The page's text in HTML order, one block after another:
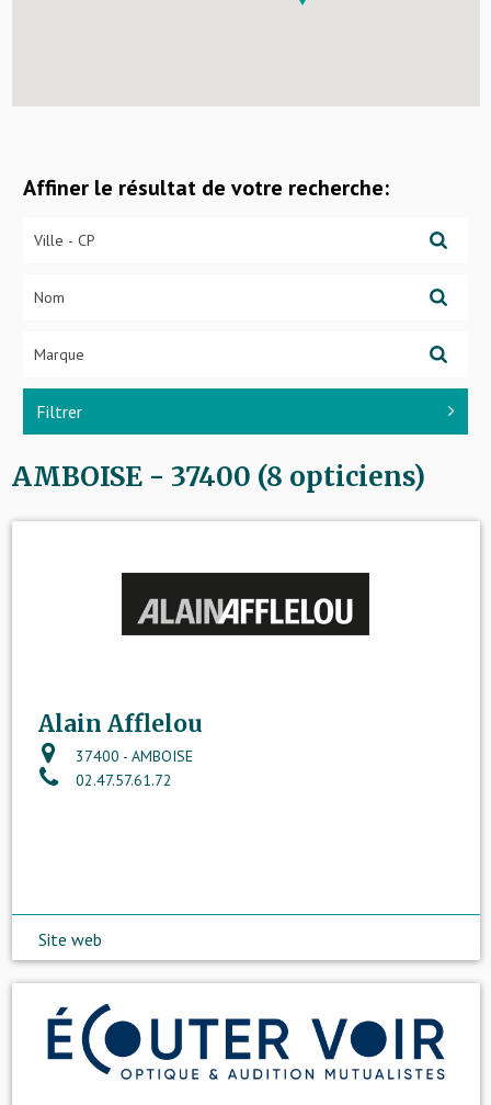
Affiner le résultat de votre recherche:
Filtrer
AMBOISE - 37400 (8 opticiens)
Alain Afflelou
37400 - AMBOISE
02.47.57.61.72
Site web